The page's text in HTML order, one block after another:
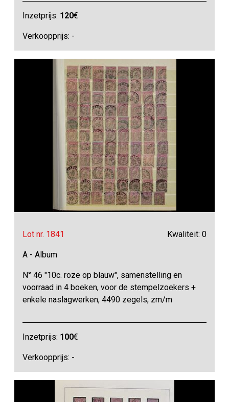
Inzetprijs: 120€
Verkoopprijs: -
Lot nr. 1841 Kwaliteit: 0
A - Album
N° 46 "10c. roze op blauw", samenstelling en
voorraad in 4 boeken, voor de stempelzoekers +
enkele naslagwerken, 4490 zegels, zm/m
Inzetprijs: 100€
Verkoopprijs: -